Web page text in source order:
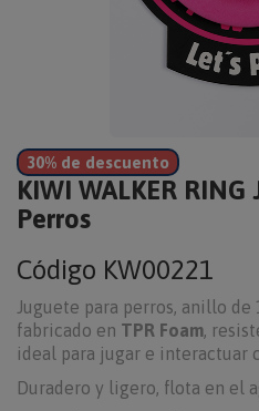
30% de descuento
KIWI WALKER
Perros
Código KW00221
Juguete para perros, anillo
fabricado en TPR Foam,
ideal para jugar e interactuar
Duradero y ligero, flota en el